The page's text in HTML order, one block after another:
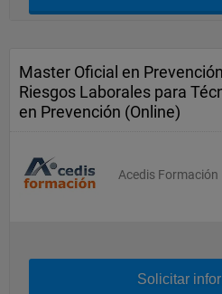
Master Oficial en
Riesgos Laborales para
en Prevención (Online)
Acedis Formación
Solicitar